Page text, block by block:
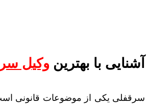
آشنایی با بهترین وکیل
سرقفلی یکی از موضوعات قانونی